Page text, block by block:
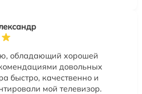
обладающий хорошей
довольных
быстро, качественно и
мой телевизор.